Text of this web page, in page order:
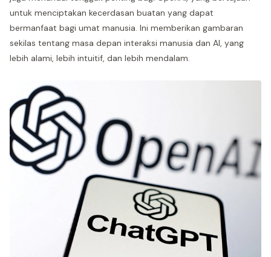
untuk menciptakan kecerdasan buatan yang dapat
bermanfaat bagi umat manusia. Ini memberikan gambaran
sekilas tentang masa depan interaksi manusia dan AI, yang
lebih alami, lebih intuitif, dan lebih mendalam.